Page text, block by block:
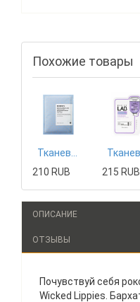
Похожие товары
210 RUB
215 RUB
ОПИСАНИЕ
ОТЗЫВЫ
Почувствуй себя
Wicked Lippies.